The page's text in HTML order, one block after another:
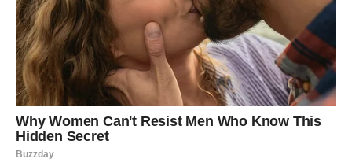
Sudbinski susret moguć je krajem meseca i dolazi onda
kada najmanje budete očekivali. Osoba koju upoznajete
probudiće u vama emocije za koje ste mislili da više ne
postoje.
Finansijski dolazi stabilniji period, ali ćete morati da
budete oprezni sa troškovima.